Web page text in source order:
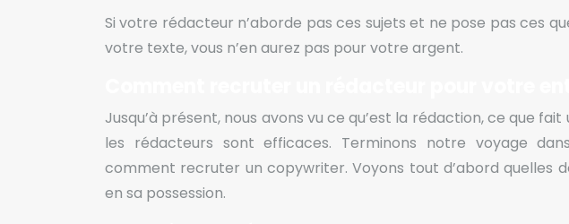
Si votre rédacteur n’aborde pas ces sujets et ne pose pas ces
votre texte, vous n’en aurez pas pour votre argent.
Jusqu’à présent, nous avons vu ce qu’est la rédaction, ce que
les rédacteurs sont efficaces. Terminons notre voyage
comment recruter un copywriter.Voyons tout d’abord quelles
en sa possession.